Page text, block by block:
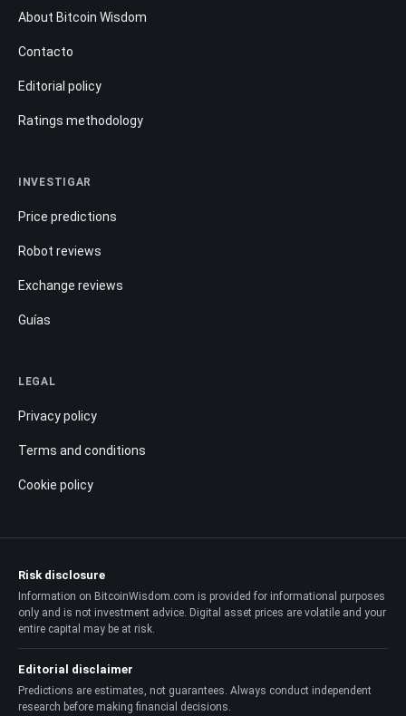
About Bitcoin Wisdom
Contacto
Editorial policy
Ratings methodology
INVESTIGAR
Price predictions
Robot reviews
Exchange reviews
Guías
LEGAL
Privacy policy
Terms and conditions
Cookie policy
Risk disclosure
Information on BitcoinWisdom.com is provided for informational purposes
only and is not investment advice. Digital asset prices are volatile and your
entire capital may be at risk.
Editorial disclaimer
Predictions are estimates, not guarantees. Always conduct independent
research before making financial decisions.